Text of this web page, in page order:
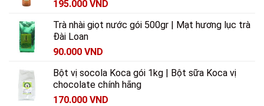
195.000 VND
Trà nhài giọt nước gói 500gr | Mạt hương lục trà
Đài Loan
90.000 VND
Bột vị socola Koca gói 1kg | Bột sữa Koca vị
chocolate chính hãng
170.000 VND